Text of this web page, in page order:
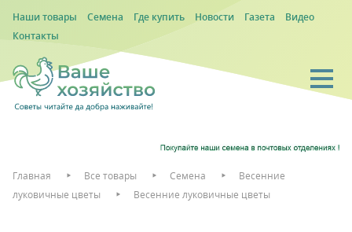
Наши товары Семена Где купить Новости Газета
Видео
Контакты
Главная Все товары Семена
Весенние
луковичные цветы
Весенние луковичные цветы